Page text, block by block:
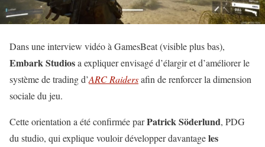
Dans une interview vidéo à GamesBeat (visible plus bas),
Embark Studiosa expliquer envisagé d’élargir et d’améliorer le
système de trading d’ARC Raidersafin de renforcer la dimension
sociale du jeu.
Cette orientation a été confirmée parPatrick Söderlund, PDG
du studio, qui explique vouloir développer davantageles